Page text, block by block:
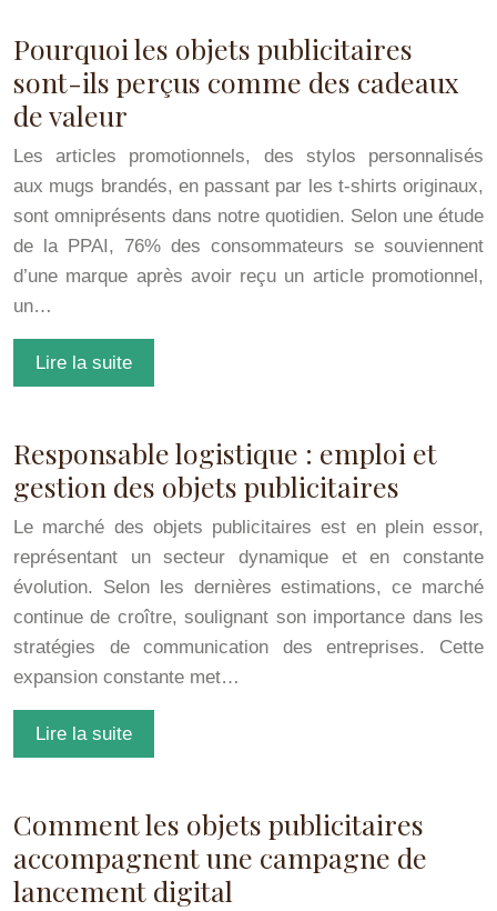
Pourquoi les objets publicitaires
sont-ils perçus comme des cadeaux
de valeur
Les articles promotionnels, des stylos personnalisés
aux mugs brandés, en passant par les t-shirts originaux,
sont omniprésents dans notre quotidien. Selon une étude
de la PPAI, 76% des consommateurs se souviennent
d’une marque après avoir reçu un article promotionnel,
un…
Lire la suite
Responsable logistique : emploi et
gestion des objets publicitaires
Le marché des objets publicitaires est en plein essor,
représentant un secteur dynamique et en constante
évolution. Selon les dernières estimations, ce marché
continue de croître, soulignant son importance dans les
stratégies de communication des entreprises. Cette
expansion constante met…
Lire la suite
Comment les objets publicitaires
accompagnent une campagne de
lancement digital